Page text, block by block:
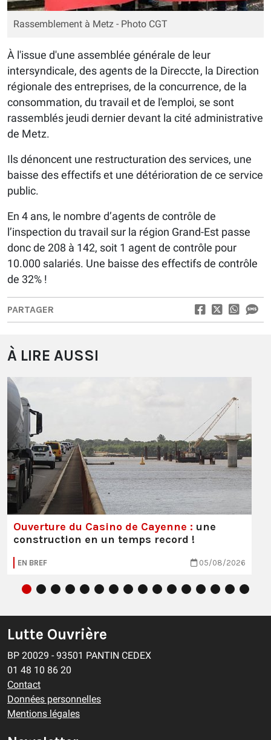
Rassemblement à Metz - Photo CGT
À l'issue d'une assemblée générale de leur
intersyndicale, des agents de la Direccte, la Direction
régionale des entreprises, de la concurrence, de la
consommation, du travail et de l'emploi, se sont
rassemblés jeudi dernier devant la cité administrative
de Metz.
Ils dénoncent une restructuration des services, une
baisse des effectifs et une détérioration de ce service
public.
En 4 ans, le nombre d’agents de contrôle de
l’inspection du travail sur la région Grand-Est passe
donc de 208 à 142, soit 1 agent de contrôle pour
10.000 salariés. Une baisse des effectifs de contrôle
de 32% !
PARTAGER
À LIRE AUSSI
Ouverture du Casino de Cayenne : une
construction en un temps record !
EN BREF 05/08/2026
Lutte Ouvrière
BP 20029 - 93501 PANTIN CEDEX
01 48 10 86 20
Contact
Données personnelles
Mentions légales